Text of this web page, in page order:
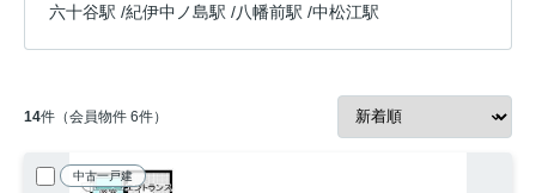
六十谷駅 /紀伊中ノ島駅 /八幡前駅 /中松江駅
14件（会員物件 6件）
中古一戸建